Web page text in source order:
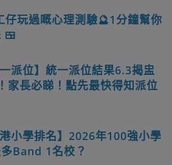
仔玩過嘅心理測驗🔮1分鐘幫你
🍱
派位】統一派位結果6.3揭盅
家長必睇！點先最快得知派位
小學排名】2026年100強小學
Band 1名校？